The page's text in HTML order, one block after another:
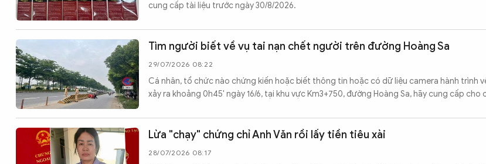
cung cấp tài liệu trước ngày 30/8/2026.
Tìm người biết về vụ tai nạn chết người trên đường Hoàng Sa
29/07/2026 08:22
Cá nhân, tổ chức nào chứng kiến hoặc biết thông tin hoặc có dữ liệu camera hành trình
xảy ra khoảng 0h45' ngày 16/6, tại khu vực Km3+750, đường Hoàng Sa, hãy cung cấp cho
Lừa "chạy" chứng chỉ Anh Văn rồi lấy tiền tiêu xài
28/07/2026 08:17